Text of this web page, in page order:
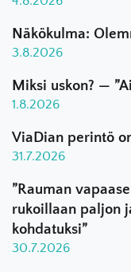
Näkökulma:
3.8.2026
Miksi uskon? —
1.8.2026
ViaDian perintö
31.7.2026
”Rauman
rukoillaan paljon
kohdatuksi”
30.7.2026